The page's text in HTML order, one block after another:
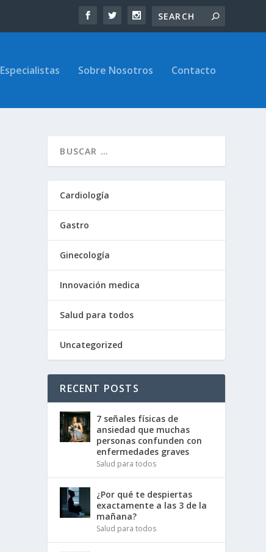
Especialistas Sobre Nosotros Contacto
Cardiología
Gastro
Ginecología
Innovación medica
Salud para todos
Uncategorized
RECENT POSTS
7 señales físicas de
ansiedad que muchas
personas confunden con
enfermedades graves
Salud para todos
¿Por qué te despiertas
exactamente a las 3 de la
mañana?
Salud para todos